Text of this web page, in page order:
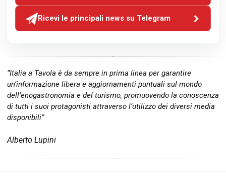
Ricevi le principali news su Telegram
“Italia a Tavola è da sempre in prima linea per garantire
un’informazione libera e aggiornamenti puntuali sul mondo
dell’enogastronomia e del turismo, promuovendo la conoscenza
di tutti i suoi protagonisti attraverso l’utilizzo dei diversi media
disponibili”
Alberto Lupini